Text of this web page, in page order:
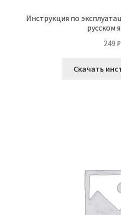
Инструкция по
русском
249 ₽
Скачать